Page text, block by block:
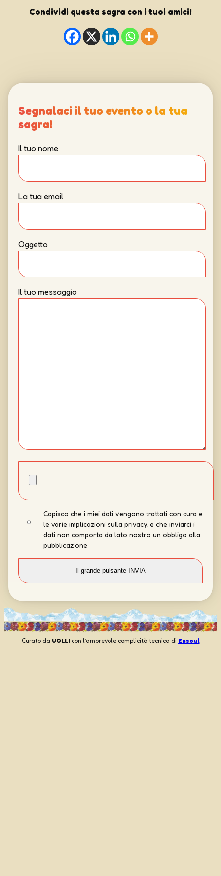
Condividi questa sagra con i tuoi amici!
Segnalaci il tuo evento o la tua
sagra!
Il tuo nome
La tua email
Oggetto
Il tuo messaggio
Capisco che i miei dati vengono trattati con cura e
le varie implicazioni sulla privacy, e che inviarci i
dati non comporta da lato nostro un obbligo alla
pubblicazione
Curato da UOLLIcon l’amorevole complicità tecnica di Ensoul